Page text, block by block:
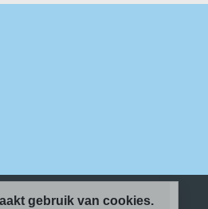
gebruik van cookies.